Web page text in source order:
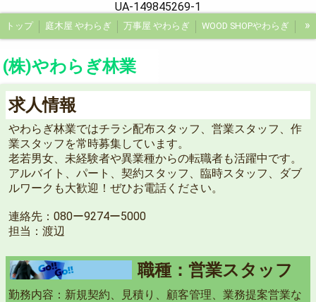
UA-149845269-1
トップ 庭木屋 やわらぎ 万事屋 やわらぎ WOOD SHOPやわらぎ
スタッフ募集欄
»
(株)やわらぎ林業
求人情報
やわらぎ林業ではチラシ配布スタッフ、営業スタッフ、作
業スタッフを常時募集しています。
老若男女、未経験者や異業種からの転職者も活躍中です。
アルバイト、パート、契約スタッフ、臨時スタッフ、ダブ
ルワークも大歓迎！ぜひお電話ください。
連絡先：080ー9274ー5000
担当：渡辺
職種：営業スタッフ
勤務内容：新規契約、見積り、顧客管理、業務提案営業な